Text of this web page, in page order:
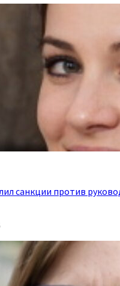
санкции против